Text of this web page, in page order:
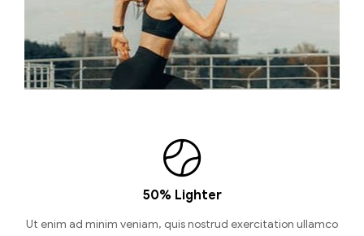
50% Lighter
Ut enim ad minim veniam, quis nostrud exercitation ullamco